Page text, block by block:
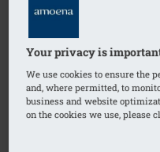
Your privacy is
We use cookies to ensure the
and, where permitted, to
business and website
on the cookies we use, please